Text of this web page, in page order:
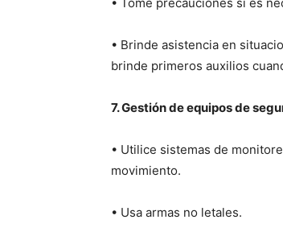
• Brinde asistencia en
brinde primeros auxilios
7. Gestión de equipos de
• Utilice sistemas de
movimiento.
• Usa armas no letales.